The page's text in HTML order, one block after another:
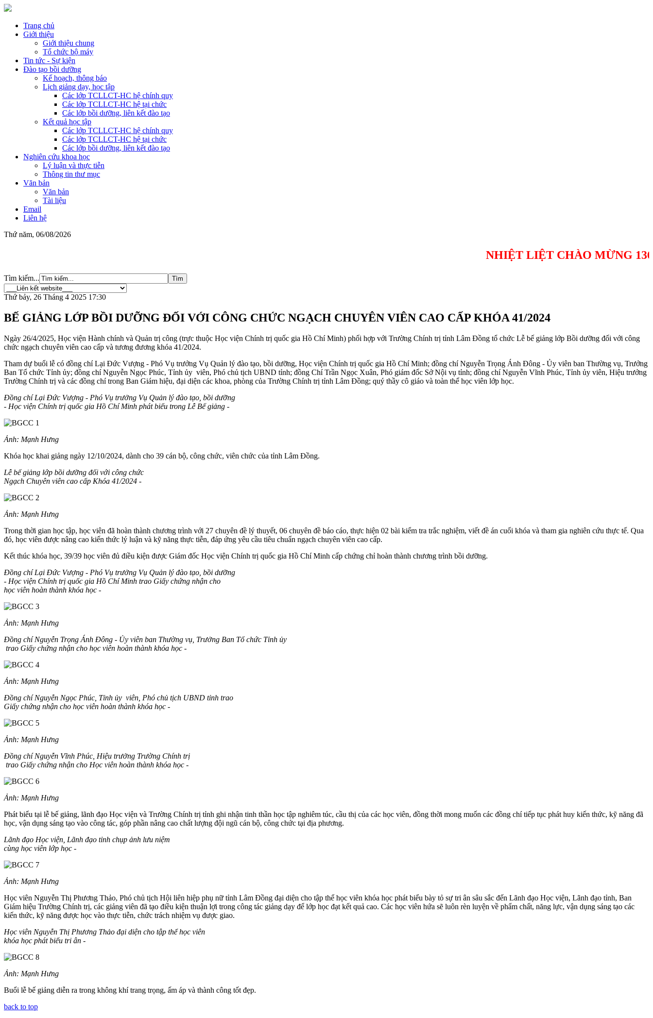
Trang chủ
Giới thiệu
Giới thiệu chung
Tổ chức bộ máy
Tin tức - Sự kiện
Đào tạo bồi dưỡng
Kế hoạch, thông báo
Lịch giảng dạy, học tập
Các lớp TCLLCT-HC hệ chính quy
Các lớp TCLLCT-HC hệ tại chức
Các lớp bồi dưỡng, liên kết đào tạo
Kết quả học tập
Các lớp TCLLCT-HC hệ chính quy
Các lớp TCLLCT-HC hệ tại chức
Các lớp bồi dưỡng, liên kết đào tạo
Nghiên cứu khoa học
Lý luận và thực tiễn
Thông tin thư mục
Văn bản
Văn bản
Tài liệu
Email
Liên hệ
Thứ năm, 06/08/2026
NHIỆT LIỆT CHÀO MỪNG 136
Tìm kiếm...
Thứ bảy, 26 Tháng 4 2025 17:30
BẾ GIẢNG LỚP BỒI DƯỠNG ĐỐI VỚI CÔNG CHỨC NGẠCH CHUYÊN VIÊN CAO CẤP KHÓA 41/2024
Ngày 26/4/2025, Học viện Hành chính và Quản trị công (trực thuộc Học viện Chính trị quốc gia Hồ Chí Minh) phối hợp với Trường Chính trị tỉnh Lâm Đồng tổ chức Lễ bế giảng lớp Bồi dưỡng đối với công
chức ngạch chuyên viên cao cấp và tương đương khóa 41/2024.
Tham dự buổi lễ có đồng chí Lại Đức Vượng - Phó Vụ trưởng Vụ Quản lý đào tạo, bồi dưỡng, Học viện Chính trị quốc gia Hồ Chí Minh; đồng chí Nguyễn Trọng Ánh Đông - Ủy viên ban Thường vụ, Trưởng
Ban Tổ chức Tỉnh ủy; đồng chí Nguyễn Ngọc Phúc, Tỉnh ủy viên, Phó chủ tịch UBND tỉnh; đồng Chí Trần Ngọc Xuân, Phó giám đốc Sở Nội vụ tỉnh; đồng chí Nguyễn Vĩnh Phúc, Tỉnh ủy viên, Hiệu trưởng
Trường Chính trị và các đồng chí trong Ban Giám hiệu, đại diện các khoa, phòng của Trường Chính trị tỉnh Lâm Đồng; quý thầy cô giáo và toàn thể học viên lớp học.
Đồng chí Lại Đức Vượng - Phó Vụ trưởng Vụ Quản lý đào tạo, bồi dưỡng
- Học viện Chính trị quốc gia Hồ Chí Minh phát biểu trong Lễ Bế giảng -
Ảnh: Mạnh Hưng
Khóa học khai giảng ngày 12/10/2024, dành cho 39 cán bộ, công chức, viên chức của tỉnh Lâm Đồng.
Lễ bế giảng lớp bồi dưỡng đối với công chức
Ngạch Chuyên viên cao cấp Khóa 41/2024 -
Ảnh: Mạnh Hưng
Trong thời gian học tập, học viên đã hoàn thành chương trình với 27 chuyên đề lý thuyết, 06 chuyên đề báo cáo, thực hiện 02 bài kiểm tra trắc nghiệm, viết đề án cuối khóa và tham gia nghiên cứu thực tế. Qua
đó, học viên được nâng cao kiến thức lý luận và kỹ năng thực tiễn, đáp ứng yêu cầu tiêu chuẩn ngạch chuyên viên cao cấp.
Kết thúc khóa học, 39/39 học viên đủ điều kiện được Giám đốc Học viện Chính trị quốc gia Hồ Chí Minh cấp chứng chỉ hoàn thành chương trình bồi dưỡng.
Đồng chí Lại Đức Vượng - Phó Vụ trưởng Vụ Quản lý đào tạo, bồi dưỡng
- Học viện Chính trị quốc gia Hồ Chí Minh trao Giấy chứng nhận cho
học viên hoàn thành khóa học -
Ảnh: Mạnh Hưng
Đồng chí Nguyễn Trọng Ánh Đông - Ủy viên ban Thường vụ, Trưởng Ban Tổ chức Tỉnh ủy
trao Giấy chứng nhận cho học viên hoàn thành khóa học -
Ảnh: Mạnh Hưng
Đồng chí Nguyễn Ngọc Phúc, Tỉnh ủy viên, Phó chủ tịch UBND tỉnh trao
Giấy chứng nhận cho học viên hoàn thành khóa học -
Ảnh: Mạnh Hưng
Đồng chí Nguyễn Vĩnh Phúc, Hiệu trưởng Trường Chính trị
trao Giấy chứng nhận cho Học viên hoàn thành khóa học -
Ảnh: Mạnh Hưng
Phát biểu tại lễ bế giảng, lãnh đạo Học viện và Trường Chính trị tỉnh ghi nhận tinh thần học tập nghiêm túc, cầu thị của các học viên, đồng thời mong muốn các đồng chí tiếp tục phát huy kiến thức, kỹ năng đã
học, vận dụng sáng tạo vào công tác, góp phần nâng cao chất lượng đội ngũ cán bộ, công chức tại địa phương.
Lãnh đạo Học viện, Lãnh đạo tỉnh chụp ảnh lưu niệm
cùng học viên lớp học -
Ảnh: Mạnh Hưng
Học viên Nguyễn Thị Phương Thảo, Phó chủ tịch Hội liên hiệp phụ nữ tỉnh Lâm Đồng đại diện cho tập thể học viên khóa học phát biểu bày tỏ sự tri ân sâu sắc đến Lãnh đạo Học viện, Lãnh đạo tỉnh, Ban
Giám hiệu Trường Chính trị, các giảng viên đã tạo điều kiện thuận lợi trong công tác giảng dạy để lớp học đạt kết quả cao. Các học viên hứa sẽ luôn rèn luyện về phẩm chất, năng lực, vận dụng sáng tạo các
kiến thức, kỹ năng được học vào thực tiễn, chức trách nhiệm vụ được giao.
Học viên Nguyễn Thị Phương Thảo đại diện cho tập thể học viên
khóa học phát biểu tri ân -
Ảnh: Mạnh Hưng
Buổi lễ bế giảng diễn ra trong không khí trang trọng, ấm áp và thành công tốt đẹp.
back to top